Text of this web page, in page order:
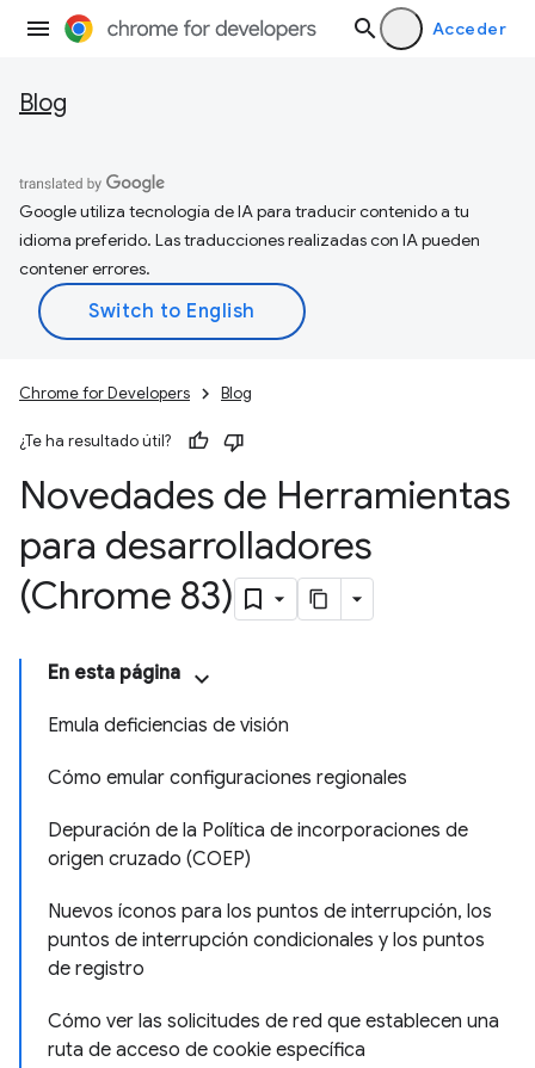
Acceder
Blog
Google utiliza tecnología de IA para traducir contenido a tu
idioma preferido. Las traducciones realizadas con IA pueden
contener errores.
Chrome for Developers Blog
¿Te ha resultado útil?
Novedades de Herramientas
para desarrolladores
(Chrome 83)
En esta página
Emula deficiencias de visión
Cómo emular configuraciones regionales
Depuración de la Política de incorporaciones de
origen cruzado (COEP)
Nuevos íconos para los puntos de interrupción, los
puntos de interrupción condicionales y los puntos
de registro
Cómo ver las solicitudes de red que establecen una
ruta de acceso de cookie específica